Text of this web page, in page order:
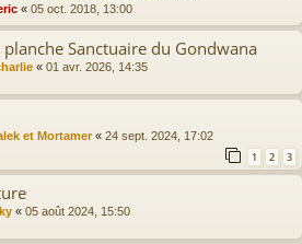
« 05 oct. 2018, 13:00
Sanctuaire du Gondwana
« 01 avr. 2026, 14:35
et Mortamer« 24 sept. 2024, 17:02
1 2 3
« 05 août 2024, 15:50